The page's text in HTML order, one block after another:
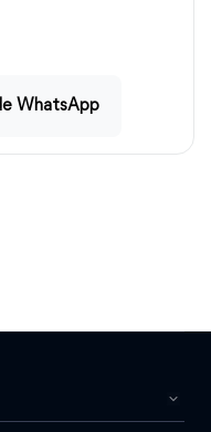
WhatsApp